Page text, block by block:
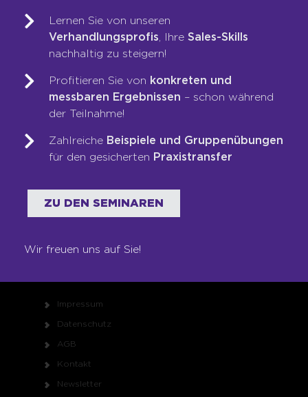
LOOP-Prozess®
WER WIR SIND
Unsere Werte
Franchise
Seminare
Impressum
Datenschutz
AGB
Kontakt
Newsletter
Lernen Sie von unseren
Verhandlungsprofis, IhreSales-Skills
nachhaltig zu steigern!
Profitieren Sie von konkreten und
messbaren Ergebnissen – schon während
der Teilnahme!
Zahlreiche Beispiele und Gruppenübungen
für den gesicherten Praxistransfer
ZU DEN SEMINAREN
Wir freuen uns auf Sie!